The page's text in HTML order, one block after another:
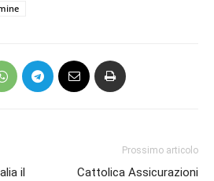
il
Prossimo articolo
Cattolica Assicurazioni